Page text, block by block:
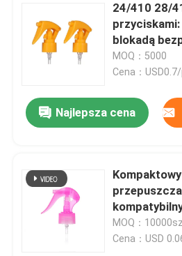
24/410 28/
blokadą
ml
pielęgnacji
MOQ：5000
Cena：
Najlepsza cena
funkcją
MOQ：
Cena：USD